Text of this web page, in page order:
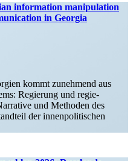
infor­mation manipu­lation
in Georgia
kommt zunehmend aus
Regierung und regie­
und Methoden des
der innen­po­li­ti­schen